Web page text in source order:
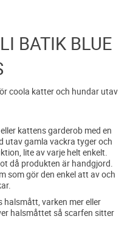
BATIK BLUE
coola katter och hundar utav
kattens garderob med en
utav gamla vackra tyger och
lite av varje helt enkelt.
då produkten är handgjord.
som gör den enkel att av och
halsmått, varken mer eller
halsmåttet så scarfen sitter